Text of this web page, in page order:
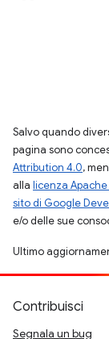
Salvo quando
pagina sono
Attribution 4.0,
alla licenza
sito di Google
e/o delle sue
Ultimo
Contribuisci
Segnala un bug